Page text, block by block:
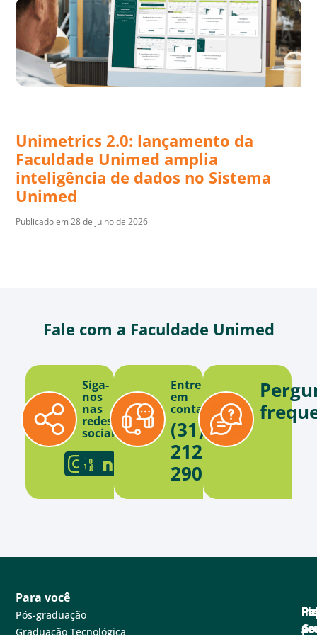
Unimetrics 2.0: lançamento da
Faculdade Unimed amplia
inteligência de dados no Sistema
Unimed
Publicado em 28 de julho de 2026
Fale com a Faculdade Unimed
Siga-
nos
nas
redes
sociais
Entre
em
contato
(31)
2121-
2900
Para você
Pós-graduação
Graduação Tecnológica
e
A